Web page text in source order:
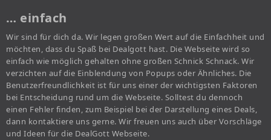
… einfach
Wir sind für dich da. Wir legen großen Wert auf die Einfachheit und
möchten, dass du Spaß bei Dealgott hast. Die Webseite wird so
einfach wie möglich gehalten ohne großen Schnick Schnack. Wir
verzichten auf die Einblendung von Popups oder Ähnliches. Die
Benutzerfreundlichkeit ist für uns einer der wichtigsten Faktoren
bei Entscheidung rund um die Webseite. Solltest du dennoch
einen Fehler finden, zum Beispiel bei der Darstellung eines Deals,
dann kontaktiere uns gerne. Wir freuen uns auch über Vorschläge
und Ideen für die DealGott Webseite.